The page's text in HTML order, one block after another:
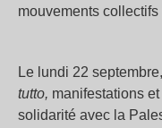
mouvements
Le lundi 22
tutto, manifestations
solidarité avec la